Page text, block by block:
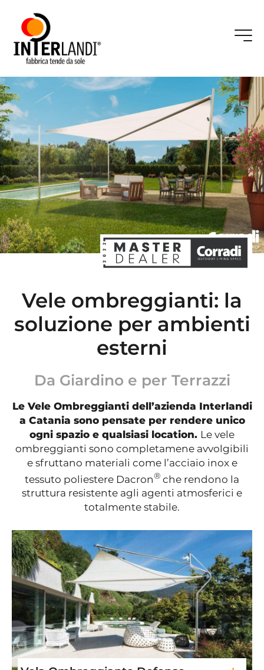
Vele ombreggianti: la
soluzione per ambienti
esterni
Da Giardino e per Terrazzi
Le Vele Ombreggianti dell’azienda Interlandi
a Catania sono pensate per rendere unico
ogni spazio e qualsiasi location. Le vele
ombreggianti sono completamene avvolgibili
e sfruttano materiali come l’acciaio inox e
tessuto poliestere Dacron® che rendono la
struttura resistente agli agenti atmosferici e
totalmente stabile.